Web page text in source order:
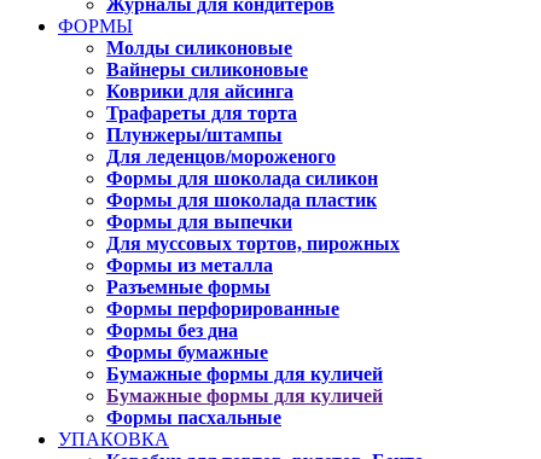
Журналы для кондитеров
ФОРМЫ
Молды силиконовые
Вайнеры силиконовые
Коврики для айсинга
Трафареты для торта
Плунжеры/штампы
Для леденцов/мороженого
Формы для шоколада силикон
Формы для шоколада пластик
Формы для выпечки
Для муссовых тортов, пирожных
Формы из металла
Разъемные формы
Формы перфорированные
Формы без дна
Формы бумажные
Бумажные формы для куличей
Бумажные формы для куличей
Формы пасхальные
УПАКОВКА